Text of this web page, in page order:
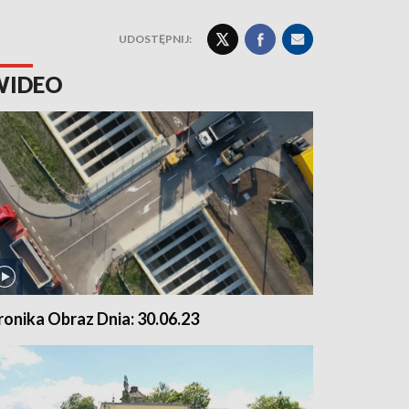
UDOSTĘPNIJ:
Obraz Dnia: 30.06.23